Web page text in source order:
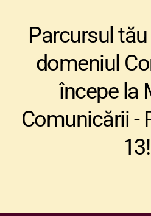
domeniul
începe la
Comunicării -
13!